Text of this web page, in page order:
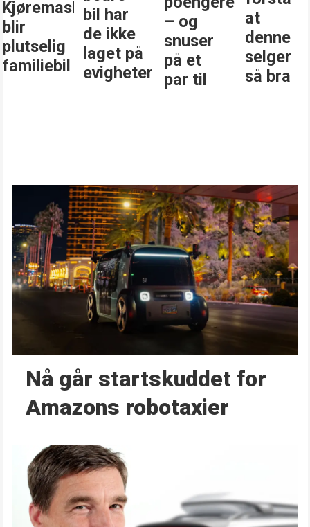
Kjøremaskinen
blir
plutselig
familiebil
bil har
de ikke
laget på
evigheter
– og
snuser
på et
par til
at
denne
selger
så bra
Nå går start­skuddet for
Amazons robotaxier